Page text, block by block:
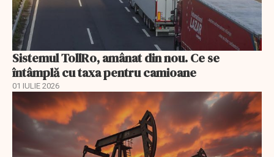
Sistemul TollRo, amânat din nou. Ce se
întâmplă cu taxa pentru camioane
01 IULIE 2026